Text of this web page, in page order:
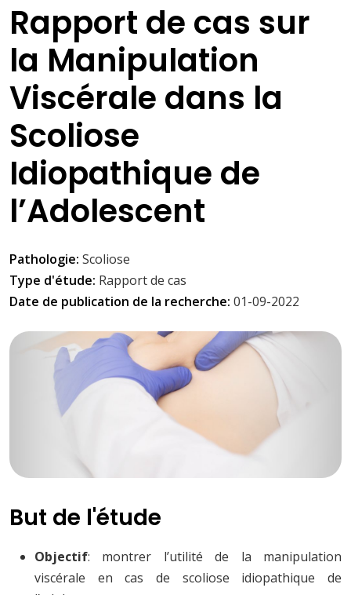
Rapport de cas sur
la Manipulation
Viscérale dans la
Scoliose
Idiopathique de
l’Adolescent
Pathologie: Scoliose
Type d'étude: Rapport de cas
Date de publication de la recherche: 01-09-2022
But de l'étude
Objectif: montrer l’utilité de la manipulation
viscérale en cas de scoliose idiopathique de